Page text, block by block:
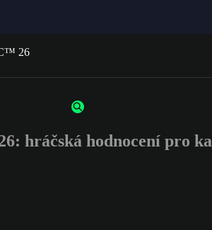
hráčská hodnocení pro